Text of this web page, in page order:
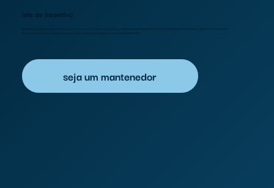
leis de incentivo
Nossos programas captam recursos através do Funcriança (social), Lei de Incentivo ao Esporte Federal, Estadual e Municipal (esporte) e parcerias
financeiras com secretarias municipais de educação (impacto na educação formal).
seja um mantenedor